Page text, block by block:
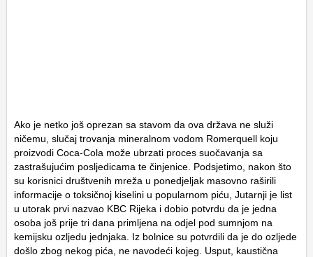
Ako je netko još oprezan sa stavom da ova država ne služi
ničemu, slučaj trovanja mineralnom vodom Romerquell koju
proizvodi Coca-Cola može ubrzati proces suočavanja sa
zastrašujućim posljedicama te činjenice. Podsjetimo, nakon što
su korisnici društvenih mreža u ponedjeljak masovno raširili
informacije o toksičnoj kiselini u popularnom piću, Jutarnji je list
u utorak prvi nazvao KBC Rijeka i dobio potvrdu da je jedna
osoba još prije tri dana primljena na odjel pod sumnjom na
kemijsku ozljedu jednjaka. Iz bolnice su potvrdili da je do ozljede
došlo zbog nekog pića, ne navodeći kojeg. Usput, kaustična